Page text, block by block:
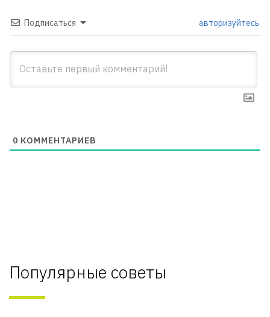
Подписаться авторизуйтесь
0 КОММЕНТАРИЕВ
Популярные советы